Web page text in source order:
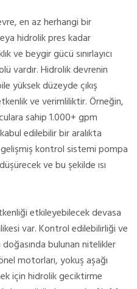
en az herhangi bir
hidrolik pres kadar
ve beygir gücü sınırlayıcı
vardır. Hidrolik devrenin
yüksek düzeyde çıkış
ve verimliliktir. Örneğin,
sahip 1.000+ gpm
edilebilir bir aralıkta
kontrol sistemi pompa
ve bu şekilde ısı
etkileyebilecek devasa
var. Kontrol edilebilirliği ve
bulunan nitelikler
motorları, yokuş aşağı
için hidrolik geciktirme